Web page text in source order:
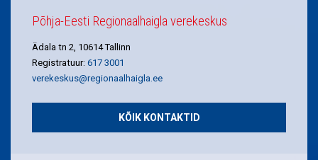
Põhja-Eesti Regionaalhaigla verekeskus
Ädala tn 2, 10614 Tallinn
Registratuur: 617 3001
verekeskus@regionaalhaigla.ee
KÕIK KONTAKTID